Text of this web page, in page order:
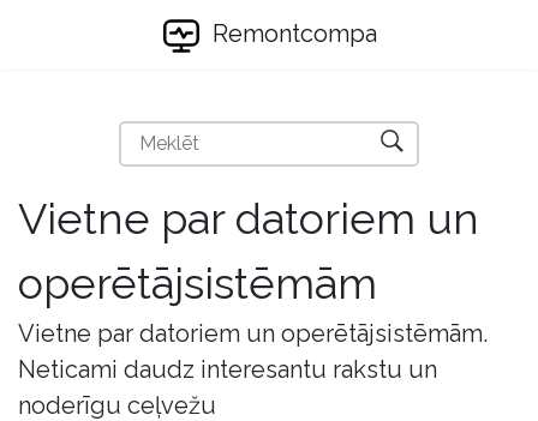
Remontcompa
Vietne par datoriem un
operētājsistēmām
Vietne par datoriem un operētājsistēmām.
Neticami daudz interesantu rakstu un
noderīgu ceļvežu